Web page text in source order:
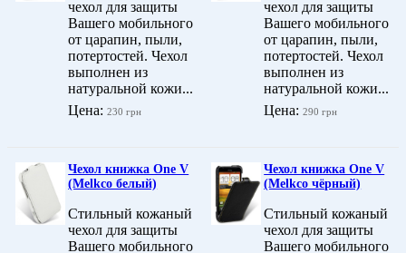
чехол для защиты
Вашего мобильного
от царапин, пыли,
потертостей. Чехол
выполнен из
натуральной кожи...
Цена:230 грн
чехол для защиты
Вашего мобильного
от царапин, пыли,
потертостей. Чехол
выполнен из
натуральной кожи...
Цена:290 грн
Чехол книжка One V
(Melkco белый)
Стильный кожаный
чехол для защиты
Вашего мобильного
Чехол книжка One V
(Melkco чёрный)
Стильный кожаный
чехол для защиты
Вашего мобильного